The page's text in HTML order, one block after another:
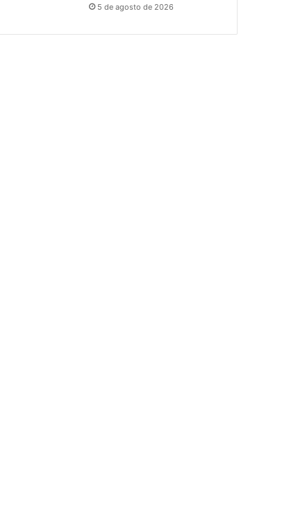
5 de agosto de 2026